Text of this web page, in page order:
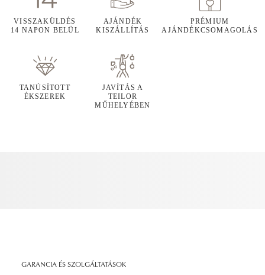
VISSZAKÜLDÉS
14 NAPON BELÜL
AJÁNDÉK
KISZÁLLÍTÁS
PRÉMIUM
AJÁNDÉKCSOMAGOLÁS
TANÚSÍTOTT
ÉKSZEREK
JAVÍTÁS A
TEILOR
MŰHELYÉBEN
GARANCIA ÉS SZOLGÁLTATÁSOK